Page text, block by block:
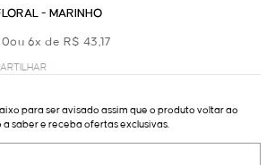
- MARINHO
ou 6x de R$ 43,17
para ser avisado assim que o produto voltar ao
saber e receba ofertas exclusivas.